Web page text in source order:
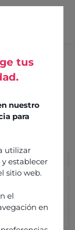
tus
nuestro
para
utilizar
establecer
sitio web.
el
en